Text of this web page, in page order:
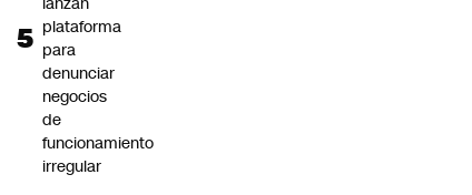
plataforma
para
denunciar
negocios
de
funcionamiento
irregular